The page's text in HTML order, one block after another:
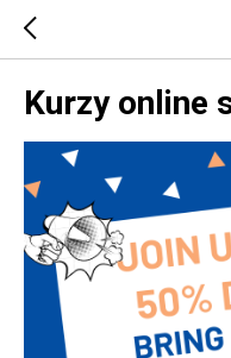
Kurzy online